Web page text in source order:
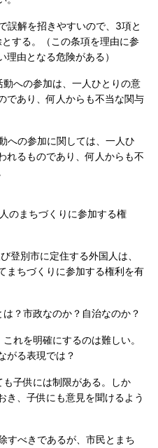
解を招きやすいので、3項と
する。（この条項を理由に参
由となる危険がある）
への参加は、一人ひとりの意
であり、何人からも不当な関与
への参加に関しては、一人ひ
れるものであり、何人からも不
のまちづくりに参加する権
別市に定住する外国人は、
まちづくりに参加する権利を有
？市政なのか？自治なのか？
れを明確にするのは難しい。
がる表現では？
子供には制限がある。しか
き、子供にも意見を聞けるよう
すべきであるが、市民とまち